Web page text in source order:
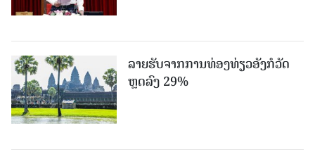
ລາຍຮັບຈາກການທ່ອງທ່ຽວອັງກໍວັດ
ຫຼດລົງ 29%